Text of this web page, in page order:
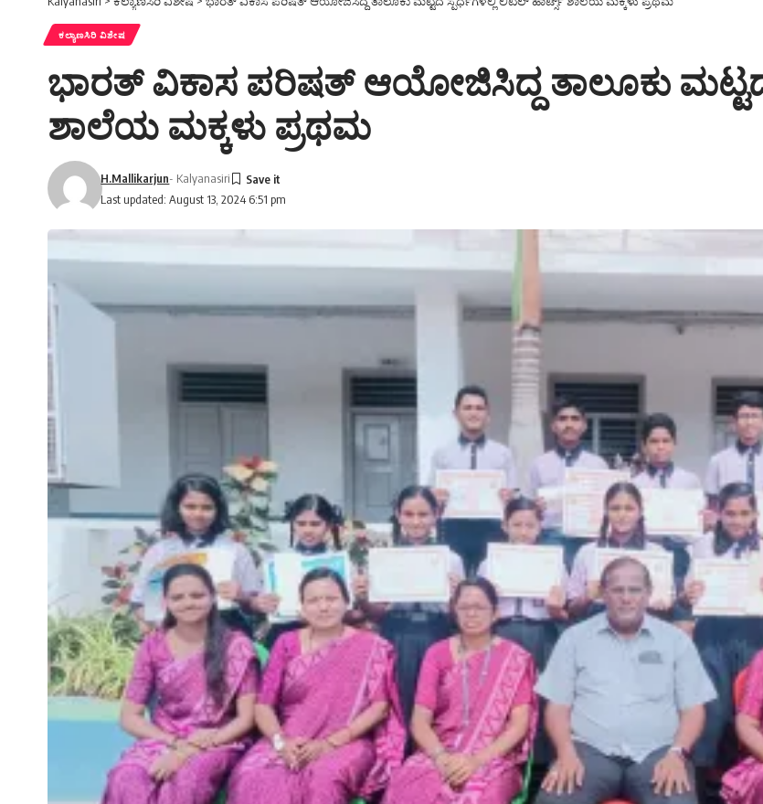
ಕಲ್ಯಾಣಸಿರಿ ವಿಶೇಷ
ಭಾರತ್ ವಿಕಾಸ ಪರಿಷತ್ ಆಯೋಜಿಸಿದ್ದ ತಾಲೂಕು
ಶಾಲೆಯ ಮಕ್ಕಳು ಪ್ರಥಮ
Last updated: August 13, 2024 6:51 pm
H.Mallikarjun- Kalyanasiri